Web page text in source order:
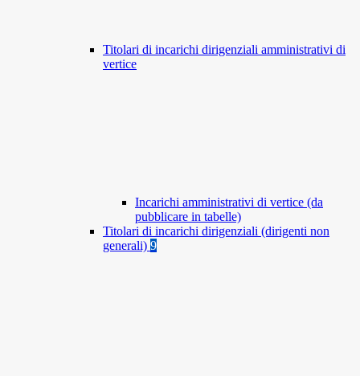
Titolari di incarichi dirigenziali amministrativi di
vertice
Incarichi amministrativi di vertice (da
pubblicare in tabelle)
Titolari di incarichi dirigenziali (dirigenti non
generali) 9